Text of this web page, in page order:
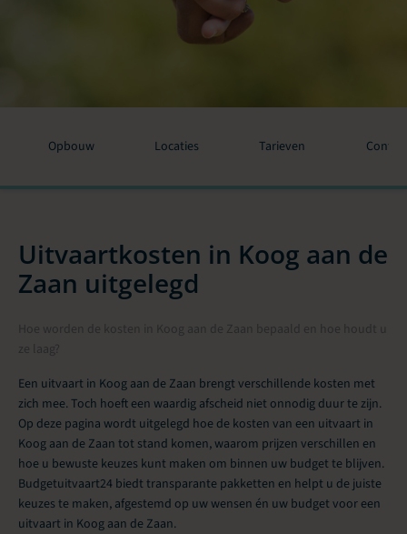
Opbouw Locaties Tarieven
Uitvaartkosten in Koog aan de
Zaan uitgelegd
Een uitvaart in Koog aan de Zaan brengt verschillende kosten met
zich mee. Toch hoeft een waardig afscheid niet onnodig duur te zijn.
Op deze pagina wordt uitgelegd hoe de kosten van een uitvaart in
Koog aan de Zaan tot stand komen, waarom prijzen verschillen en
hoe u bewuste keuzes kunt maken om binnen uw budget te blijven.
Budgetuitvaart24 biedt transparante pakketten en helpt u de juiste
keuzes te maken, afgestemd op uw wensen én uw budget voor een
uitvaart in Koog aan de Zaan.